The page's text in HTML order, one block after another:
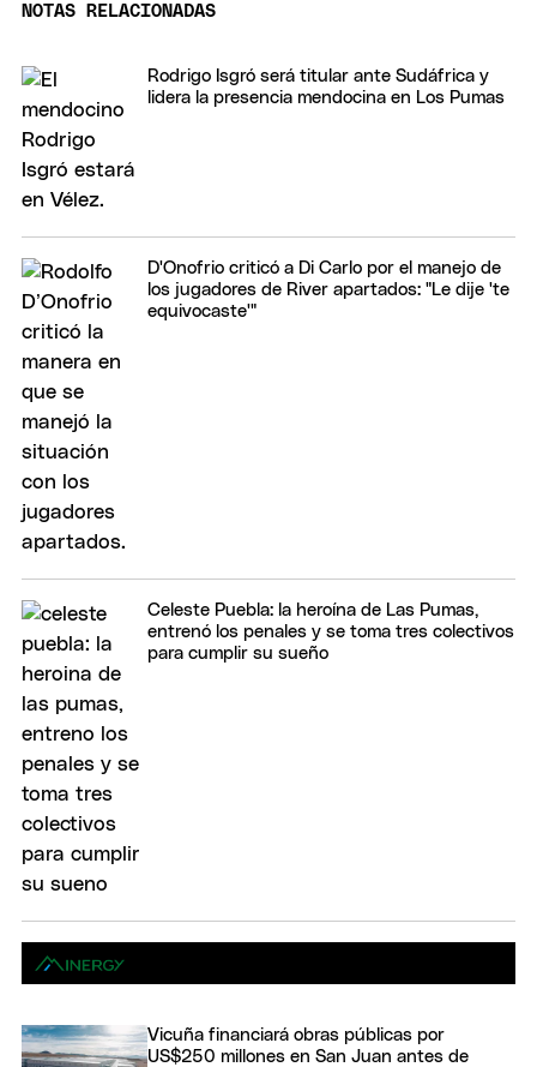
NOTAS RELACIONADAS
Rodrigo Isgró será titular ante Sudáfrica y
lidera la presencia mendocina en Los Pumas
D'Onofrio criticó a Di Carlo por el manejo de
los jugadores de River apartados: "Le dije 'te
equivocaste'"
Celeste Puebla: la heroína de Las Pumas,
entrenó los penales y se toma tres colectivos
para cumplir su sueño
Vicuña financiará obras públicas por
US$250 millones en San Juan antes de